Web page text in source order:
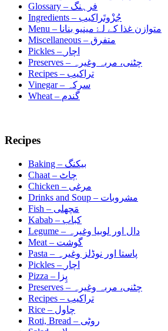
Glossary – فرہنگ
Ingredients – جُزْوتَراکیب
Menu – متوازن غذا کے لۓ مینیو بنانا
Miscellaneous – متفرق
Pickles – اچار
Preserves –
چٹنی، مربہ وغیرہ
Recipes – تراکیب
Vinegar –
سرکہ
Wheat – گندم
Recipes
Baking – بیکنگ
Chaat – چاٹ
Chicken – مرغی
Drinks and Soup – مشروبات
Fish – مَچھلی
Kabab – کباب
Legume –
دال اور لوبیا وغیرہ
Meat – گوشت
Pasta –
پاستا اور نوڈلز وغیرہ
Pickles – اچار
Pizza –
پِزا
Preserves –
چٹنی، مربہ وغیرہ
Recipes – تراکیب
Rice – چاول
Roti, Bread – روٹی